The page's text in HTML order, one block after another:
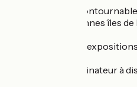
Point d'étape
Massereau, anciennes îles
Toute l'année des
Accès Wifi + 1 ordinateur à